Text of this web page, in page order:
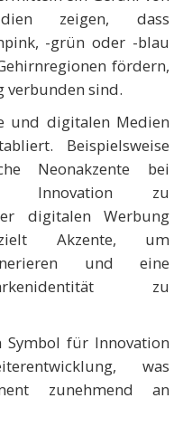
zeigen, dass
-grün oder -blau
fördern,
verbunden sind.
und digitalen Medien
Beispielsweise
Neonakzente bei
Innovation zu
digitalen Werbung
Akzente, um
und eine
zu
für Innovation
was
zunehmend an